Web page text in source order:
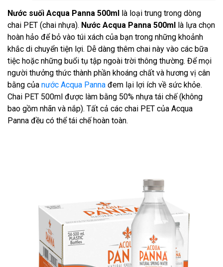
Nước suối Acqua Panna 500ml
là loại trung trong dòng
chai PET (chai nhựa). Nước Acqua Panna 500ml
là lựa chọn
hoàn hảo để bỏ vào túi xách của bạn trong những khoảnh
khắc di chuyển tiện lợi. Dễ dàng thêm chai này vào các bữa
tiệc hoặc những buổi tụ tập ngoài trời thông thường. Để mọi
người thưởng thức thành phần khoáng chất và hương vị cân
bằng của nước Acqua Panna đem lại lợi ích về sức khỏe.
Chai PET 500ml được làm bằng 50% nhựa tái chế (không
bao gồm nhãn và nắp). Tất cả các chai PET của Acqua
Panna đều có thể tái chế hoàn toàn.